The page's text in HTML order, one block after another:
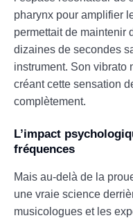
pharynx pour amplifier
permettait de maintenir
dizaines de secondes
instrument. Son vibrato
créant cette sensation
complètement.
L’impact
fréquences
Mais au-delà de la
une vraie science
musicologues et les